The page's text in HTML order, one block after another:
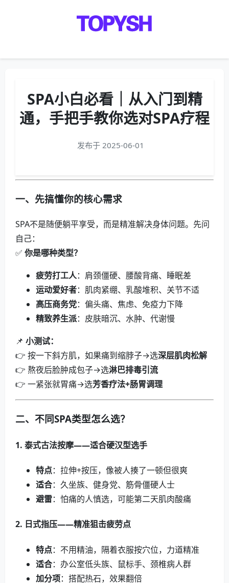
SPA小白必看｜从入门到精
通，手把手教你选对SPA疗程
发布于 2025-06-01
一、先搞懂你的核心需求
SPA不是随便躺平享受，而是精准解决身体问题。先问
自己：
✅ 你是哪种类型？
疲劳打工人：肩颈僵硬、腰酸背痛、睡眠差
运动爱好者：肌肉紧绷、乳酸堆积、关节不适
高压商务党：偏头痛、焦虑、免疫力下降
精致养生派：皮肤暗沉、水肿、代谢慢
📌 小测试：
👉 按一下斜方肌，如果痛到缩脖子→选深层肌肉松解
👉 熬夜后脸肿成包子→选淋巴排毒引流
👉 一紧张就胃痛→选芳香疗法+肠胃调理
二、不同SPA类型怎么选？
1. 泰式古法按摩——适合硬汉型选手
特点：拉伸+按压，像被人揍了一顿但很爽
适合：久坐族、健身党、筋骨僵硬人士
避雷：怕痛的人慎选，可能第二天肌肉酸痛
2. 日式指压——精准狙击疲劳点
特点：不用精油，隔着衣服按穴位，力道精准
适合：办公室低头族、鼠标手、颈椎病人群
加分项：搭配热石，效果翻倍